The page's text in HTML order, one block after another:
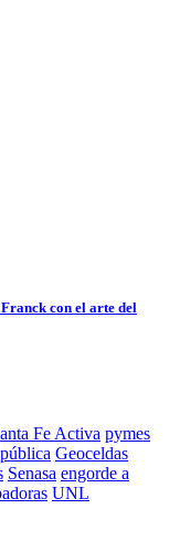
con el arte del
Fe Activa pymes
Geoceldas
Senasa engorde a
UNL